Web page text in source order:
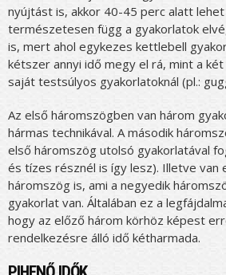
nyújtást is, akkor 40-45 perc alatt
természetesen függ a gyakorlatok
is, mert ahol egykezes kettlebell
kétszer annyi idő megy el rá, mint a
saját testsúlyos gyakorlatoknál (pl.:
Az első háromszögben van három
hármas technikával. A második
első háromszög utolsó gyakorlatával
és tízes résznél is így lesz). Illetve van
háromszög is, ami a negyedik
gyakorlat van. Általában ez a
hogy az előző három körhöz képest
rendelkezésre álló idő kétharmada.